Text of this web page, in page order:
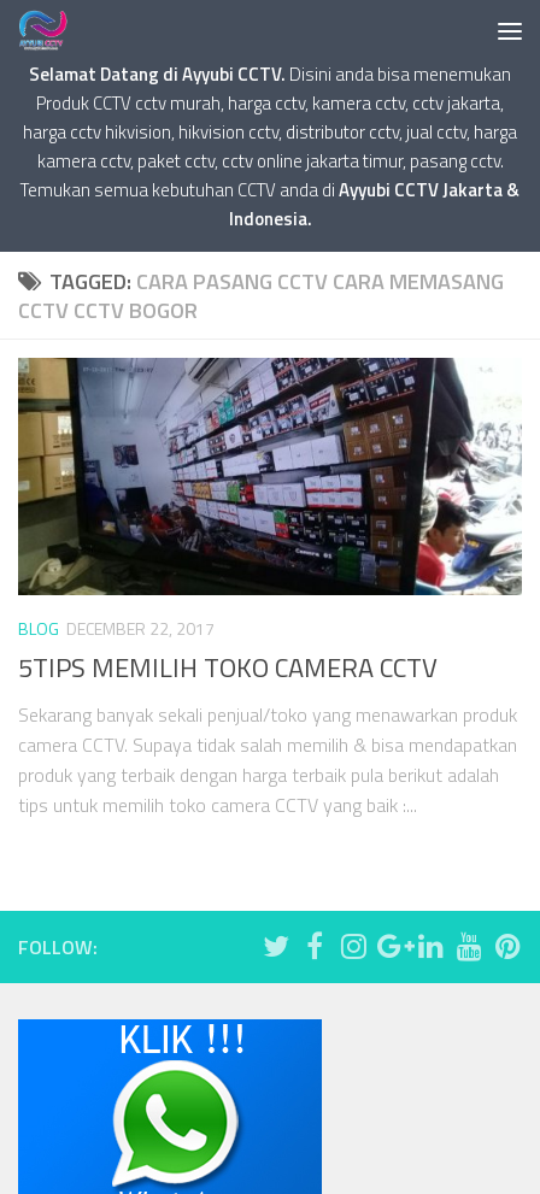
Selamat Datang di Ayyubi CCTV. Disini anda bisa menemukan
Produk CCTV cctv murah, harga cctv, kamera cctv, cctv jakarta,
harga cctv hikvision, hikvision cctv, distributor cctv, jual cctv, harga
kamera cctv, paket cctv, cctv online jakarta timur, pasang cctv.
Temukan semua kebutuhan CCTV anda diAyyubi CCTV Jakarta &
Indonesia.
TAGGED: CARA PASANG CCTV CARA MEMASANG
CCTV CCTV BOGOR
BLOG DECEMBER 22, 2017
5TIPS MEMILIH TOKO CAMERA CCTV
Sekarang banyak sekali penjual/toko yang menawarkan produk
camera CCTV. Supaya tidak salah memilih & bisa mendapatkan
produk yang terbaik dengan harga terbaik pula berikut adalah
tips untuk memilih toko camera CCTV yang baik :...
FOLLOW: